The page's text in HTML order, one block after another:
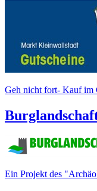
Geh nicht fort- Kauf im
Ein Projekt des